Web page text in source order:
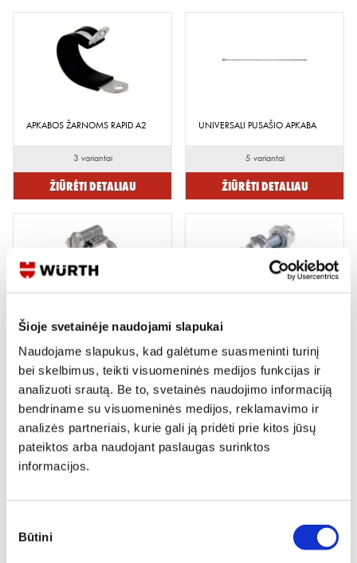
Šioje svetainėje naudojami slapukai
Naudojame slapukus, kad galėtume suasmeninti turinį
bei skelbimus, teikti visuomeninės medijos funkcijas ir
analizuoti srautą. Be to, svetainės naudojimo informaciją
bendriname su visuomeninės medijos, reklamavimo ir
analizės partneriais, kurie gali ją pridėti prie kitos jūsų
pateiktos arba naudojant paslaugas surinktos
informacijos.
pasirinkimas
Būtini
APKABOS ŽARNOMS RAPID A2
3 variantai
Žiūrėti detaliau
UNIVERSALI PUSAŠIO APKABA
5 variantai
Žiūrėti detaliau
APKABOS ŽARNOMS A4
14 variantų
Žiūrėti detaliau
APKABA SU VARŽTU IR
15 variantų
Žiūrėti detaliau
APKABOS KURO ŽARNELĖMS
GALVONIZUOTOS APKABOS SU